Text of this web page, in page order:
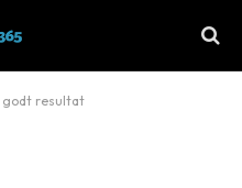
godt resultat